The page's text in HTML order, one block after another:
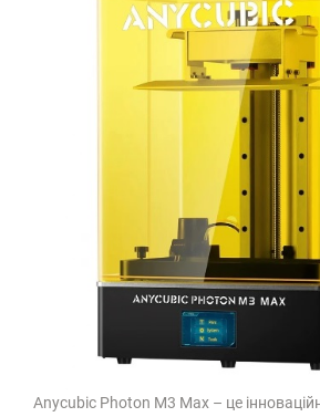
Anycubic Photon M3 Max – це